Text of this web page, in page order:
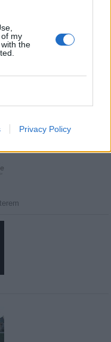
my
the
Privacy Policy
helyet!